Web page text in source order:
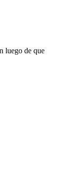
luego de que